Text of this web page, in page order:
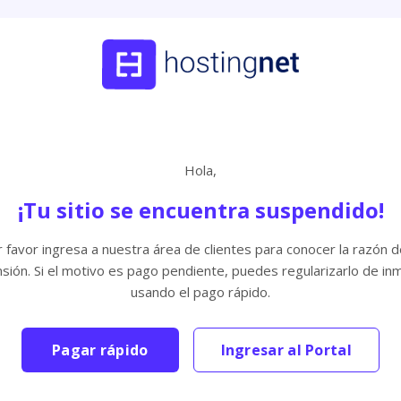
Hola,
¡Tu sitio se encuentra suspendido!
favor ingresa a nuestra área de clientes para conocer la razón
Si el motivo es pago pendiente, puedes regularizarlo de
usando el pago rápido.
Pagar rápido Ingresar al Portal